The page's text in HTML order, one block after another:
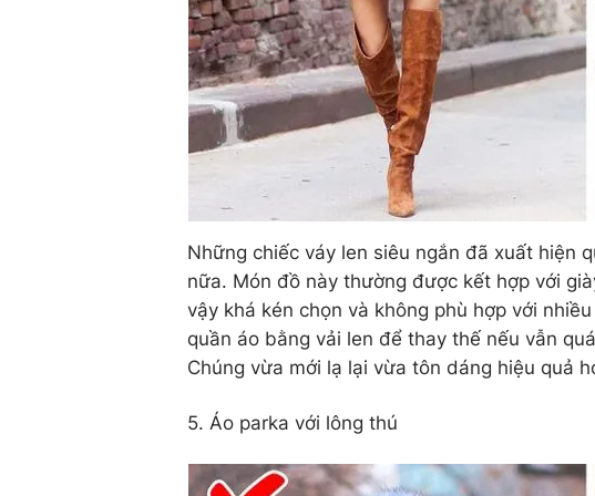
Những chiếc váy len siêu ngắn đã xuất hiện
nữa. Món đồ này thường được kết hợp với
vậy khá kén chọn và không phù hợp với
quần áo bằng vải len để thay thế nếu vẫn
Chúng vừa mới lạ lại vừa tôn dáng hiệu quả
5. Áo parka với lông thú